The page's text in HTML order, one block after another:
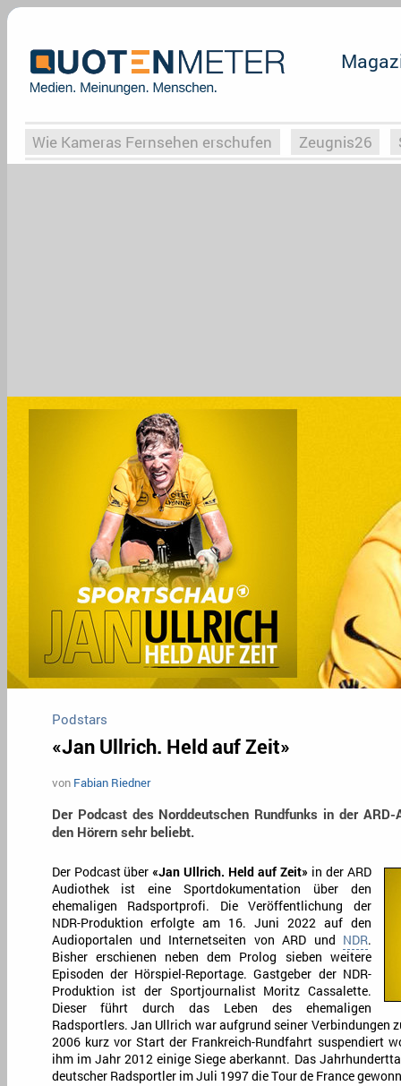
Wie Kameras Fernsehen erschufen Zeugnis26
Podstars
«Jan Ullrich. Held auf Zeit»
von Fabian Riedner
Der Podcast des Norddeutschen Rundfunks in der
den Hörern sehr beliebt.
Der Podcast über«Jan Ullrich. Held auf Zeit» in der ARD
Audiothek ist eine Sportdokumentation über den
ehemaligen Radsportprofi. Die Veröffentlichung der
NDR-Produktion erfolgte am 16. Juni 2022 auf den
Audioportalen und Internetseiten von ARD und NDR.
Bisher erschienen neben dem Prolog sieben weitere
Episoden der Hörspiel-Reportage. Gastgeber der NDR-
Produktion ist der Sportjournalist Moritz Cassalette.
Dieser führt durch das Leben des ehemaligen
Radsportlers. Jan Ullrich war aufgrund seiner Verbindungen
2006 kurz vor Start der Frankreich-Rundfahrt suspendiert
ihm im Jahr 2012 einige Siege aberkannt. Das
deutscher Radsportler im Juli 1997 die Tour de France